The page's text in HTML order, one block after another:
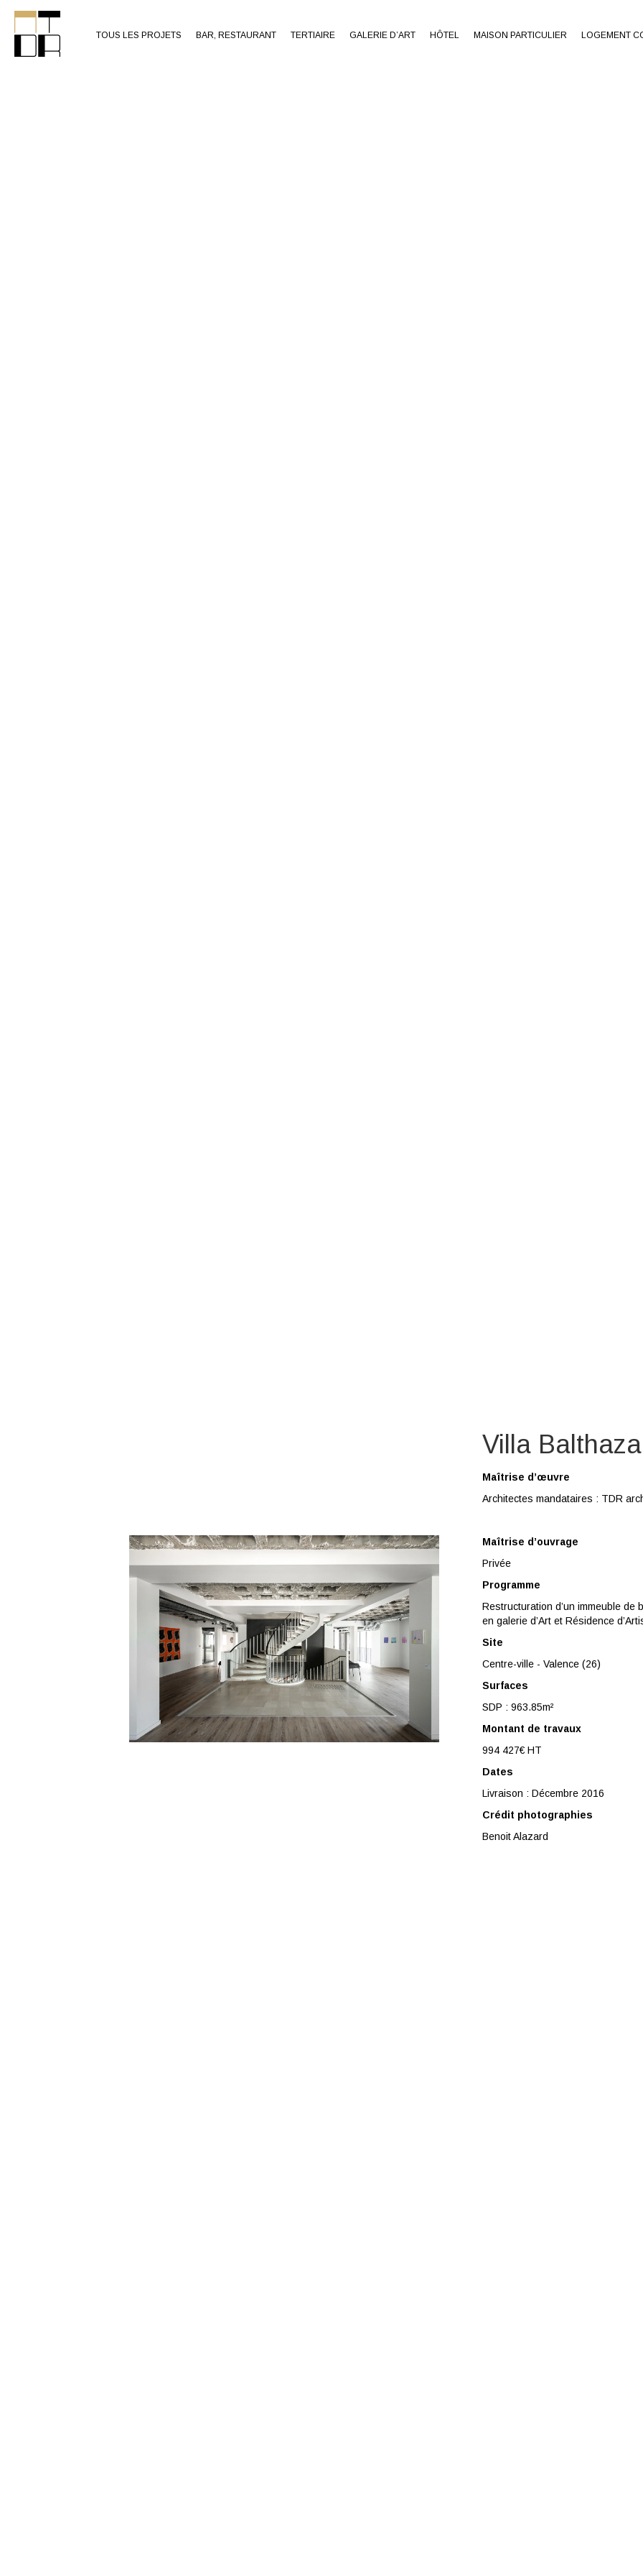
TOUS LES PROJETS BAR, RESTAURANT TERTIAIRE GALERIE D’ART HÔTEL MAISON PARTICULIER LOGEMENT
Villa
Maîtrise d’œuvre
Architectes mandataires : TDR
Maîtrise d’ouvrage
Privée
Programme
Restructuration d’un immeuble de
en galerie d’Art et Résidence
Site
Centre-ville - Valence (26)
Surfaces
SDP : 963.85m²
Montant de travaux
994 427€ HT
Dates
Livraison : Décembre 2016
Crédit photographies
Benoit Alazard